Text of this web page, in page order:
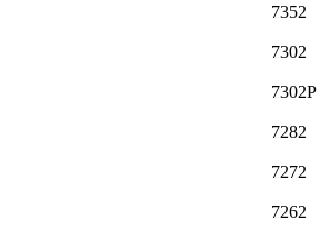
7352
7302
7302P
7282
7272
7262